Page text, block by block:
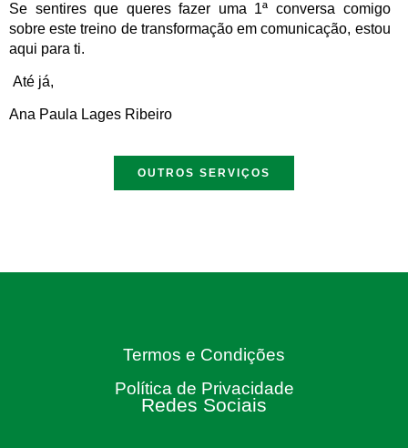
Se sentires que queres fazer uma 1ª conversa comigo
sobre este treino de transformação em comunicação, estou
aqui para ti.
Até já,
Ana Paula Lages Ribeiro
OUTROS SERVIÇOS
Termos e Condições
Política de Privacidade
Redes Sociais